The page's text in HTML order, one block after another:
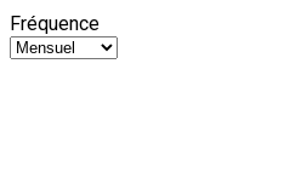
Fréquence